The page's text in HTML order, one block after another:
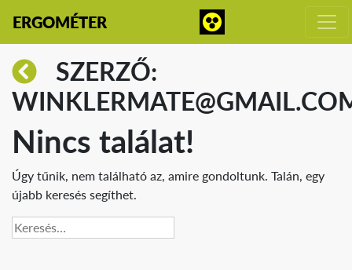
ERGOMÉTER
SZERZŐ:
Nincs találat!
Úgy tűnik, nem található az, amire gondoltunk. Talán, egy
újabb keresés segíthet.
Keresés: